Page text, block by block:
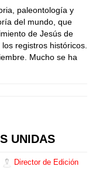
paleontología y
del mundo, que
de Jesús de
registros históricos.
Mucho se ha
UNIDAS
Director de Edición